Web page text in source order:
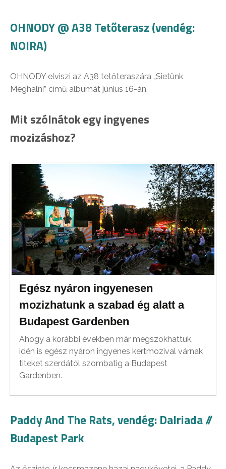
OHNODY @ A38 Tetőterasz (vendég:
NOIRA)
OHNODY elviszi az A38 tetőteraszára „Sietünk
Meghalni” című albumát június 16-án.
Mit szólnátok egy ingyenes
mozizáshoz?
Egész nyáron ingyenesen
mozizhatunk a szabad ég alatt a
Budapest Gardenben
Ahogy a korábbi években már megszokhattuk,
idén is egész nyáron ingyenes kertmozival várnak
titeket szerdától szombatig a Budapest
Gardenben.
Paddy And The Rats, vendég: Dalriada //
Budapest Park